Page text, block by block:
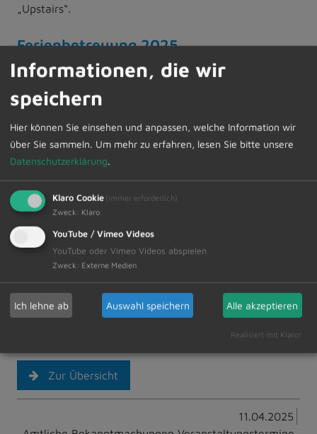
„Upstairs“.
Ferienbetreuung 2025
Gemeindliche Ferienbetreuung für alle Schulkinder im
Voraussichtliche Betreuungszeiten für das Jahr 2025:
10.06.2025 - 13.06.2025
Sommerferien
Herbstferien
03.11.2025 - 07.11.2025
(Änderungen vorbehalten)
Die Anmeldung ist überwww.unser-
ferienprogramm.de/dietmannsried
Zur Übersicht
11.04.2025
Informationen, die wir
speichern
Hier können Sie einsehen und anpassen, welche Information wir
über Sie sammeln. Um mehr zu erfahren, lesen Sie bitte unsere
Datenschutzerklärung.
Klaro Cookie (immer erforderlich)
Zweck : Klaro
YouTube / Vimeo Videos
YouTube oder Vimeo Videos abspielen
Zweck : Externe Medien
Ich lehne ab Auswahl speichern Alle akzeptieren
Realisiert mit Klaro!